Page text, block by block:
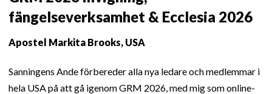
fängelseverksamhet & Ecclesia 2026
Apostel Markita Brooks, USA
Sanningens Ande förbereder alla nya ledare och medlemmar i
hela USA på att gå igenom GRM 2026, med mig som online-